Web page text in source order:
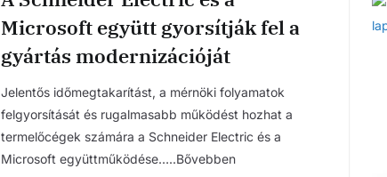
Microsoft együtt gyorsítják fel a
gyártás modernizációját
Jelentős időmegtakarítást, a mérnöki folyamatok
felgyorsítását és rugalmasabb működést hozhat a
termelőcégek számára a Schneider Electric és a
Microsoft együttműködése…..Bővebben